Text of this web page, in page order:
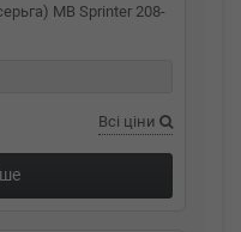
MB Sprinter 208-
Всі ціни